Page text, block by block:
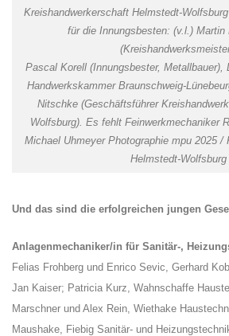
Kreishandwerkerschaft Helmstedt-
für die Innungsbesten: (v.l.) Martin
Pascal Korell (Innungsbester, Metallbauer),
Handwerkskammer Braunschweig-
Nitschke (Geschäftsführer
Wolfsburg). Es fehlt Feinwerkmechaniker
Michael Uhmeyer Photographie mpu 2025 /
Helmstedt-Wolfsburg
Und das sind die erfolgreichen jungen
Anlagenmechaniker/in für Sanitär-,
Felias Frohberg und Enrico Sevic, Gerhard
Jan Kaiser; Patricia Kurz, Wahnschaffe
Marschner und Alex Rein, Wiethake
Maushake, Fiebig Sanitär- und